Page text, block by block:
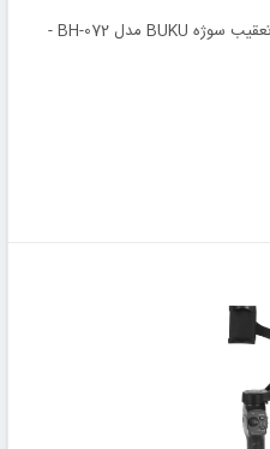
پایه نگه دارنده گوشی موبایل با قابلیت تعقیب سوژه BUKU مدل BH-072 -